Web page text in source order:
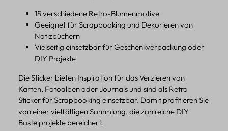
15 verschiedene Retro-Blumenmotive
Geeignet für Scrapbooking und Dekorieren von
Notizbüchern
Vielseitig einsetzbar für Geschenkverpackung oder
DIY Projekte
Die Sticker bieten Inspiration für das Verzieren von
Karten, Fotoalben oder Journals und sind als Retro
Sticker für Scrapbooking einsetzbar. Damit profitieren Sie
von einer vielfältigen Sammlung, die zahlreiche DIY
Bastelprojekte bereichert.